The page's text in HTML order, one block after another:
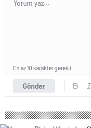
Gönder
En az 10 karakter gerekli